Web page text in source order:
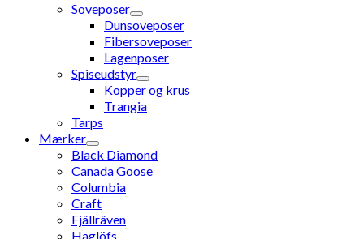
Soveposer
Dunsoveposer
Fibersoveposer
Lagenposer
Spiseudstyr
Kopper og krus
Trangia
Tarps
Mærker
Black Diamond
Canada Goose
Columbia
Craft
Fjällräven
Haglöfs